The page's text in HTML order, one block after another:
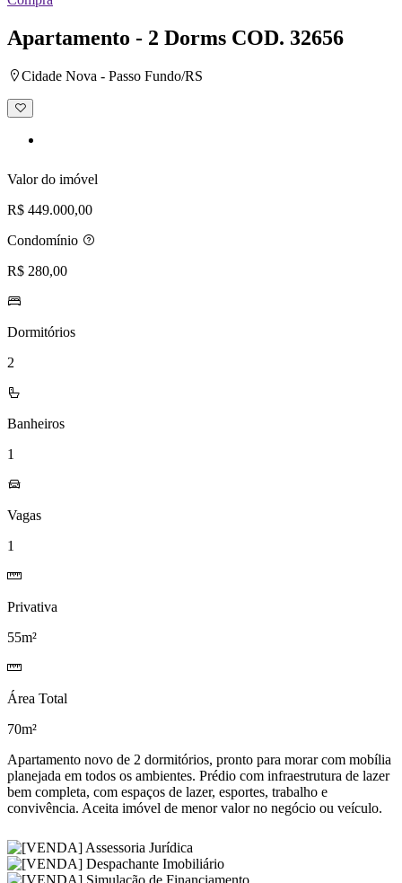
Apartamento - 2 Dorms COD. 32656
Cidade Nova - Passo Fundo/RS
Adicionar
à
Valor do imóvel
R$ 449.000,00
Condomínio
R$ 280,00
Dormitórios
2
Banheiros
1
Vagas
1
Privativa
55m²
Área Total
70m²
Apartamento novo de 2 dormitórios, pronto para morar com mobília
planejada em todos os ambientes. Prédio com infraestrutura de lazer
bem completa, com espaços de lazer, esportes, trabalho e
convivência. Aceita imóvel de menor valor no negócio ou veículo.